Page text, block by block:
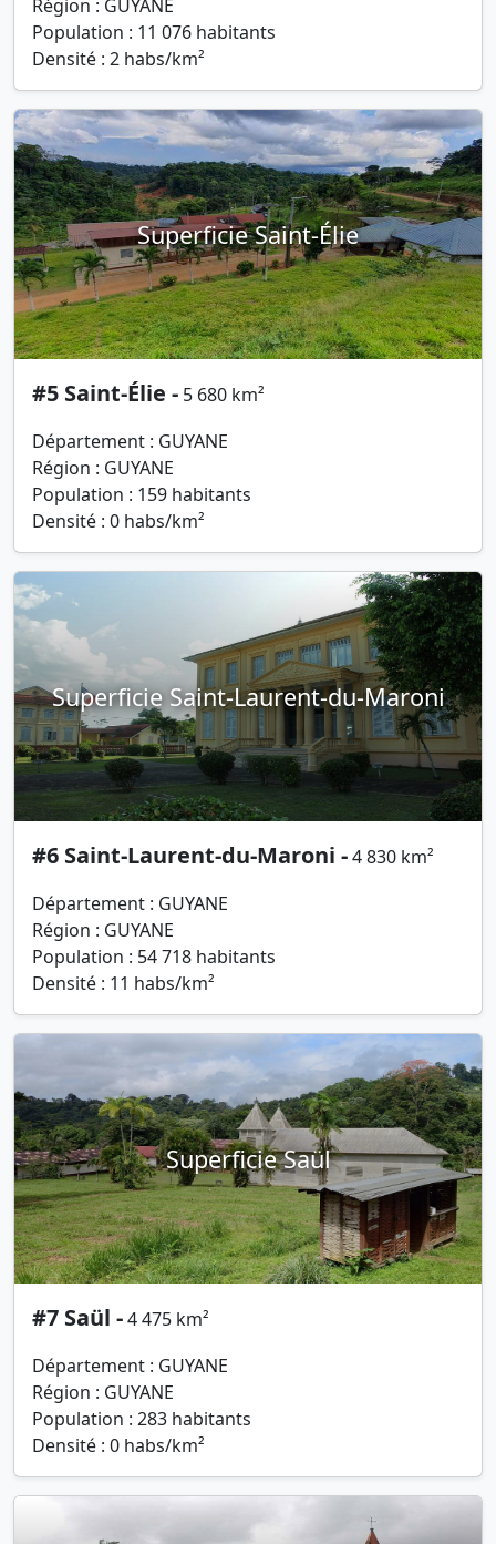
Région : GUYANE
Population : 11 076 habitants
Densité : 2 habs/km²
Superficie Saint-Élie
#5 Saint-Élie - 5 680 km²
Département : GUYANE
Région : GUYANE
Population : 159 habitants
Densité : 0 habs/km²
Superficie Saint-Laurent-du-Maroni
#6 Saint-Laurent-du-Maroni -4 830 km²
Département : GUYANE
Région : GUYANE
Population : 54 718 habitants
Densité : 11 habs/km²
Superficie Saül
#7 Saül -4 475 km²
Département : GUYANE
Région : GUYANE
Population : 283 habitants
Densité : 0 habs/km²